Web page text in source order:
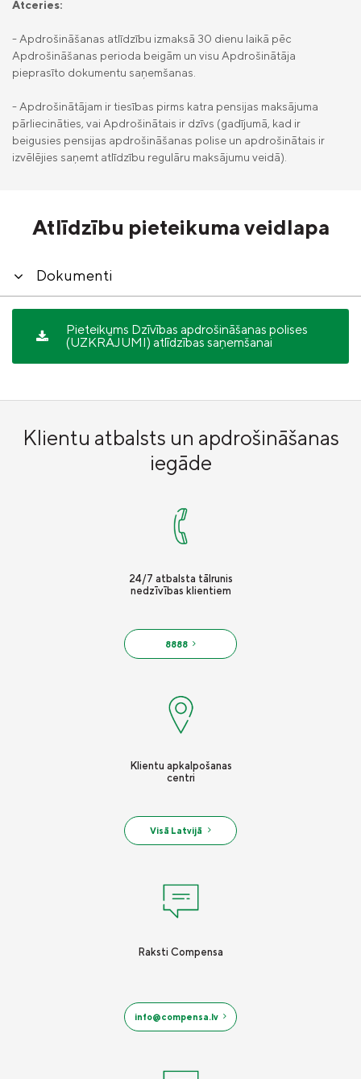
Juridiskā informācija
Apdrošināšanas izplatītāji
Pieejamības paziņojums
Vieglā valoda
Kontakti
Atceries:
- Apdrošināšanas atlīdzību izmaksā 30 dienu laikā pēc
Apdrošināšanas perioda beigām un visu Apdrošinātāja
pieprasīto dokumentu saņemšanas.
- Apdrošinātājam ir tiesības pirms katra pensijas maksājuma
pārliecināties, vai Apdrošinātais ir dzīvs (gadījumā, kad ir
beigusies pensijas apdrošināšanas polise un apdrošinātais ir
izvēlējies saņemt atlīdzību regulāru maksājumu veidā).
Atlīdzību pieteikuma veidlapa
Dokumenti
Pieteikums Dzīvības apdrošināšanas polises
(UZKRĀJUMI) atlīdzības saņemšanai
Klientu atbalsts un apdrošināšanas
iegāde
24/7 atbalsta tālrunis
nedzīvības klientiem
8888
Klientu apkalpošanas
centri
Visā Latvijā
Raksti Compensa
info@compensa.lv